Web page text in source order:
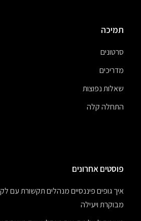
תמיכה
סרטונים
מדריכים
שאלות נפוצות
התחלה קלה
פוסטים אחרונים
איך גופים פיננסיים מנהלים תקשורת עם
מבוקרת ויעילה